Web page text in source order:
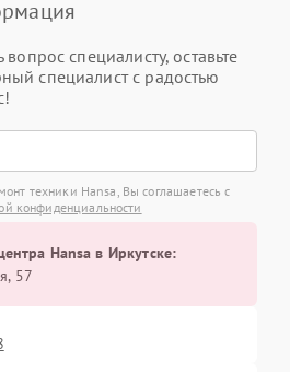
вопрос специалисту, оставьте
специалист с радостью
техники Hansa, Вы соглашаетесь с
конфиденциальности
Hansa в Иркутске:
57